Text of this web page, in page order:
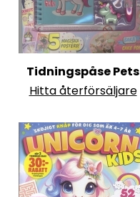
Tidningspåse Pets
Hitta återförsäljare